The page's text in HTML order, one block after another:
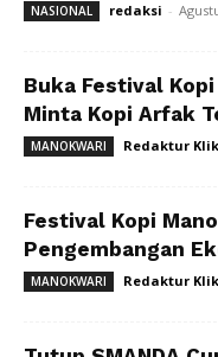
NASIONAL redaksi -
Buka Festival
Minta Kopi Arfak
MANOKWARI Redaktur
Festival Kopi
Pengembangan
MANOKWARI Redaktur